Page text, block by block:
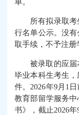
单。
所有拟录取
行名单公示。没
取手续，不予注册
被录取的应
毕业本科生考生
件。 2026年9月 1
教育部留学服务
书》，截止2026年